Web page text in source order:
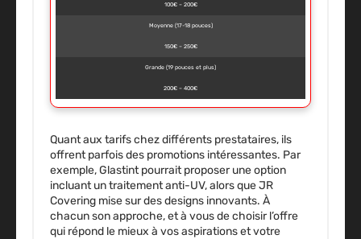
100€ – 200€
Moyenne (17-18 pouces)
150€ – 250€
Grande (19 pouces et plus)
200€ – 400€
Quant aux tarifs chez différents prestataires, ils
offrent parfois des promotions intéressantes. Par
exemple, Glastint pourrait proposer une option
incluant un traitement anti-UV, alors que JR
Covering mise sur des designs innovants. À
chacun son approche, et à vous de choisir l’offre
qui répond le mieux à vos aspirations et votre